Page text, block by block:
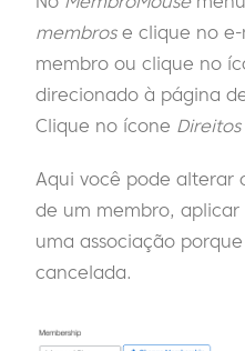
membros e clique no
membro ou clique no
direcionado à página
Clique no ícone
Aqui você pode alterar
de um membro,
uma associação
cancelada.